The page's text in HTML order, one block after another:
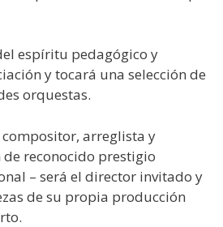
espíritu pedagógico y
y tocará una selección de
orquestas.
arreglista y
reconocido prestigio
– será el director invitado y
de su propia producción